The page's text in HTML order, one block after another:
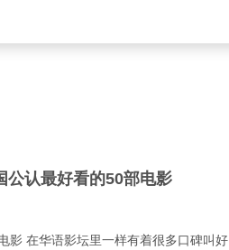
公认最好看的50部电影
影 在华语影坛里一样有着很多口碑叫好